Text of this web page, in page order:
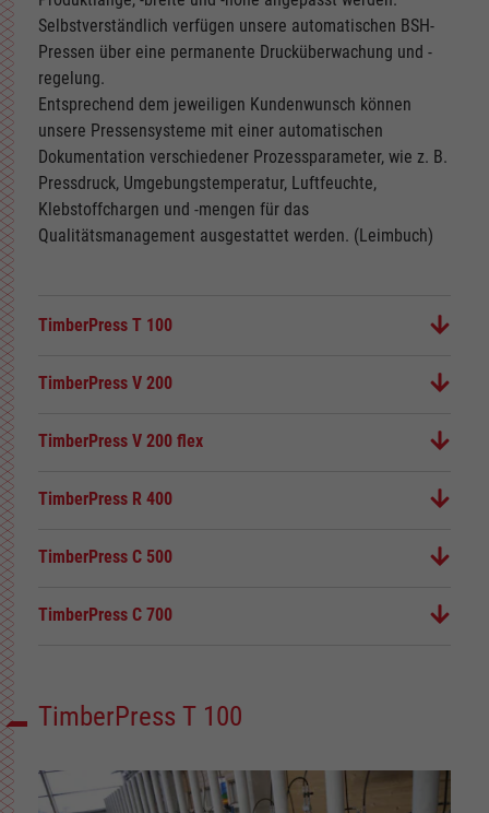
Selbstverständlich verfügen unsere automatischen BSH-
Pressen über eine permanente Drucküberwachung und -
regelung.
Entsprechend dem jeweiligen Kundenwunsch können
unsere Pressensysteme mit einer automatischen
Dokumentation verschiedener Prozessparameter, wie z. B.
Pressdruck, Umgebungstemperatur, Luftfeuchte,
Klebstoffchargen und -mengen für das
Qualitätsmanagement ausgestattet werden. (Leimbuch)
TimberPress T 100
TimberPress V 200
TimberPress V 200 flex
TimberPress R 400
TimberPress C 500
TimberPress C 700
TimberPress T 100